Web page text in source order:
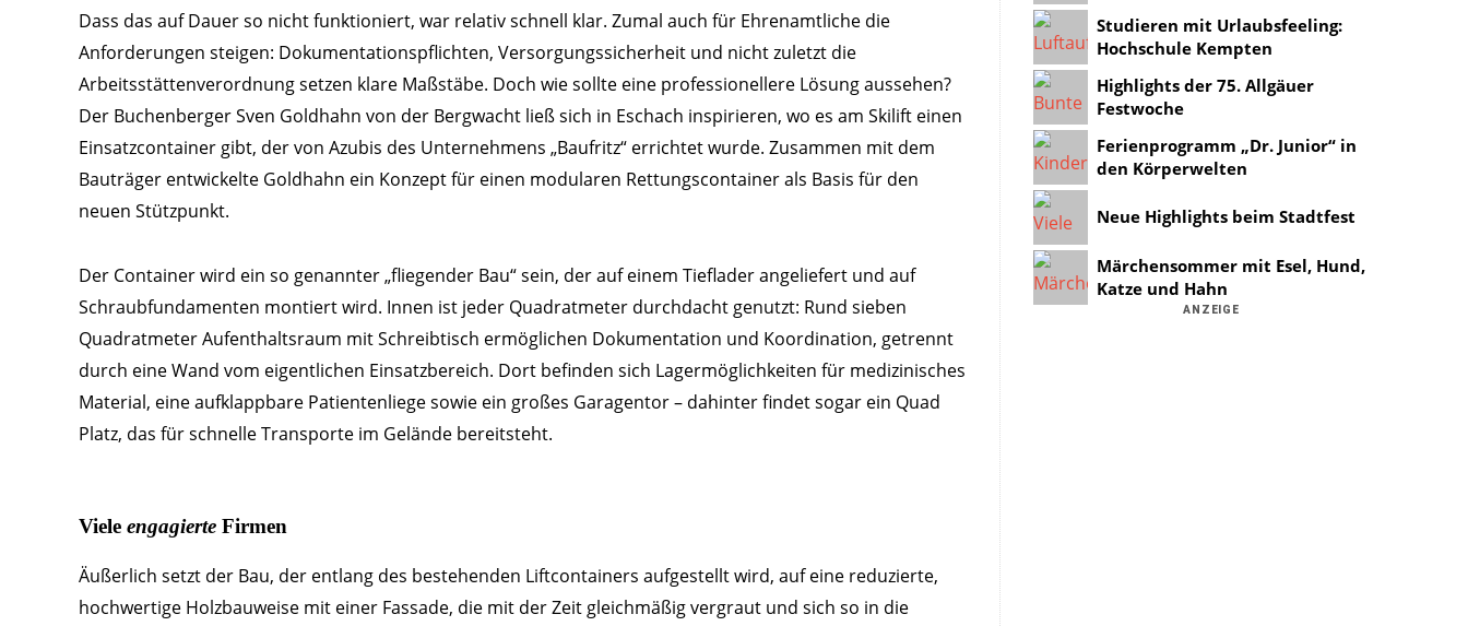
Dass das auf Dauer so nicht funktioniert, war relativ schnell klar. Zumal auch für Ehrenamtliche die
Anforderungen steigen: Dokumentationspflichten, Versorgungssicherheit und nicht zuletzt die
Arbeitsstättenverordnung setzen klare Maßstäbe. Doch wie sollte eine professionellere Lösung aussehen?
Der Buchenberger Sven Goldhahn von der Bergwacht ließ sich in Eschach inspirieren, wo es am Skilift einen
Einsatzcontainer gibt, der von Azubis des Unternehmens „Baufritz“ errichtet wurde. Zusammen mit dem
Bauträger entwickelte Goldhahn ein Konzept für einen modularen Rettungscontainer als Basis für den
neuen Stützpunkt.
Der Container wird ein so genannter „fliegender Bau“ sein, der auf einem Tieflader angeliefert und auf
Schraubfundamenten montiert wird. Innen ist jeder Quadratmeter durchdacht genutzt: Rund sieben
Quadratmeter Aufenthaltsraum mit Schreibtisch ermöglichen Dokumentation und Koordination, getrennt
durch eine Wand vom eigentlichen Einsatzbereich. Dort befinden sich Lagermöglichkeiten für medizinisches
Material, eine aufklappbare Patientenliege sowie ein großes Garagentor – dahinter findet sogar ein Quad
Platz, das für schnelle Transporte im Gelände bereitsteht.
Viele engagierte Firmen
Äußerlich setzt der Bau, der entlang des bestehenden Liftcontainers aufgestellt wird, auf eine reduzierte,
hochwertige Holzbauweise mit einer Fassade, die mit der Zeit gleichmäßig vergraut und sich so in die
Studieren mit Urlaubsfeeling:
Hochschule Kempten
Highlights der 75. Allgäuer
Festwoche
Ferienprogramm „Dr. Junior“ in
den Körperwelten
Neue Highlights beim Stadtfest
Märchensommer mit Esel, Hund,
Katze und Hahn
ANZEIGE